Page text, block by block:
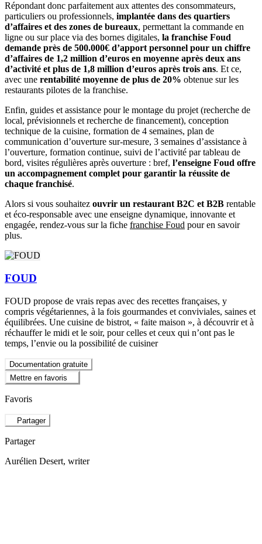
Répondant donc parfaitement aux attentes des consommateurs,
particuliers ou professionnels, implantée dans des quartiers
d’affaires et des zones de bureaux, permettant la commande en
ligne ou sur place via des bornes digitales, la franchise Foud
demande près de 500.000€ d’apport personnel pour un chiffre
d’affaires de 1,2 million d’euros en moyenne après deux ans
d’activité et plus de 1,8 million d’euros après trois ans. Et ce,
avec une rentabilité moyenne de plus de 20% obtenue sur les
restaurants pilotes de la franchise.
Enfin, guides et assistance pour le montage du projet (recherche de
local, prévisionnels et recherche de financement), conception
technique de la cuisine, formation de 4 semaines, plan de
communication d’ouverture sur-mesure, 3 semaines d’assistance à
l’ouverture, formation continue, suivi de l’activité par tableau de
bord, visites régulières après ouverture : bref, l’enseigne Foud offre
un accompagnement complet pour garantir la réussite de
chaque franchisé.
Alors si vous souhaitez ouvrir un restaurant B2C et B2B rentable
et éco-responsable avec une enseigne dynamique, innovante et
engagée, rendez-vous sur la fiche franchise Foud pour en savoir
plus.
FOUD
FOUD propose de vrais repas avec des recettes françaises, y
compris végétariennes, à la fois gourmandes et conviviales, saines et
équilibrées. Une cuisine de bistrot, « faite maison », à découvrir et à
réchauffer le midi et le soir, pour celles et ceux qui n’ont pas le
temps, l’envie ou la possibilité de cuisiner
Documentation gratuite
Mettre en favoris
Favoris
Partager
Partager
Aurélien Desert, writer